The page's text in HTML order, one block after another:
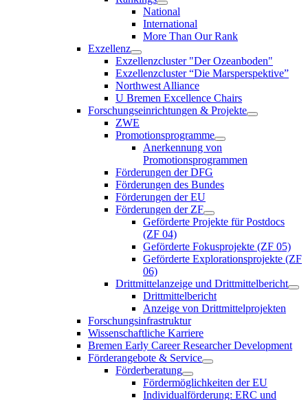
National
International
More Than Our Rank
Exzellenz
Exzellenzcluster "Der Ozeanboden"
Exzellenzcluster “Die Marsperspektive”
Northwest Alliance
U Bremen Excellence Chairs
Forschungseinrichtungen & Projekte
ZWE
Promotionsprogramme
Anerkennung von
Promotionsprogrammen
Förderungen der DFG
Förderungen des Bundes
Förderungen der EU
Förderungen der ZF
Geförderte Projekte für Postdocs
(ZF 04)
Geförderte Fokusprojekte (ZF 05)
Geförderte Explorationsprojekte (ZF
06)
Drittmittelanzeige und Drittmittelbericht
Drittmittelbericht
Anzeige von Drittmittelprojekten
Forschungsinfrastruktur
Wissenschaftliche Karriere
Bremen Early Career Researcher Development
Förderangebote & Service
Förderberatung
Fördermöglichkeiten der EU
Individualförderung: ERC und